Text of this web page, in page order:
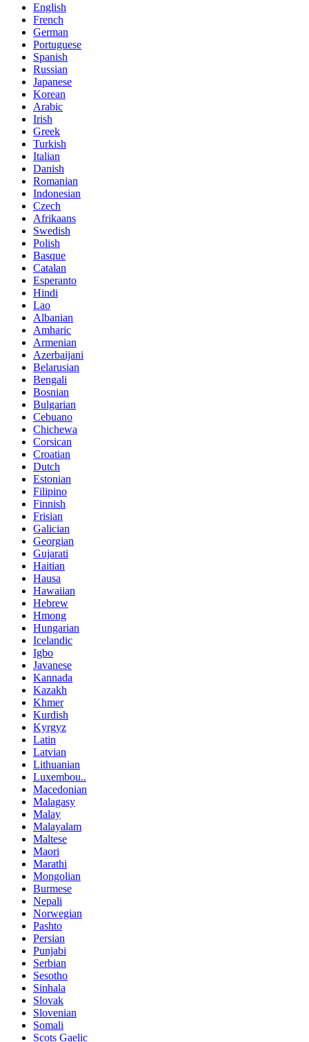
English
French
German
Portuguese
Spanish
Russian
Japanese
Korean
Arabic
Irish
Greek
Turkish
Italian
Danish
Romanian
Indonesian
Czech
Afrikaans
Swedish
Polish
Basque
Catalan
Esperanto
Hindi
Lao
Albanian
Amharic
Armenian
Azerbaijani
Belarusian
Bengali
Bosnian
Bulgarian
Cebuano
Chichewa
Corsican
Croatian
Dutch
Estonian
Filipino
Finnish
Frisian
Galician
Georgian
Gujarati
Haitian
Hausa
Hawaiian
Hebrew
Hmong
Hungarian
Icelandic
Igbo
Javanese
Kannada
Kazakh
Khmer
Kurdish
Kyrgyz
Latin
Latvian
Lithuanian
Luxembou..
Macedonian
Malagasy
Malay
Malayalam
Maltese
Maori
Marathi
Mongolian
Burmese
Nepali
Norwegian
Pashto
Persian
Punjabi
Serbian
Sesotho
Sinhala
Slovak
Slovenian
Somali
Scots Gaelic